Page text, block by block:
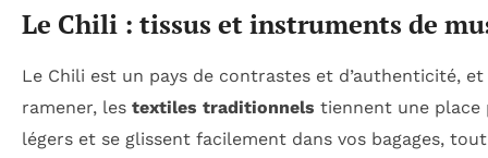
Le Chili : tissus et instruments de
Le Chili est un pays de contrastes et d’authenticité,
ramener, les textiles traditionnels tiennent une place
légers et se glissent facilement dans vos bagages,